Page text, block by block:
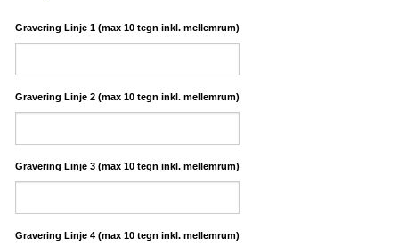
Gravering Linje 1 (max 10 tegn inkl. mellemrum)
Gravering Linje 2 (max 10 tegn inkl. mellemrum)
Gravering Linje 3 (max 10 tegn inkl. mellemrum)
Gravering Linje 4 (max 10 tegn inkl. mellemrum)